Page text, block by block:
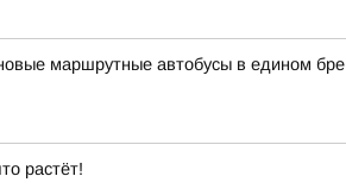
маршрутные автобусы в едином
растёт!